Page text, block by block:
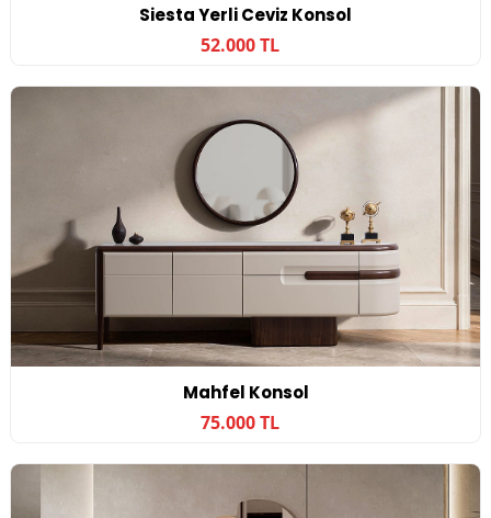
Siesta Yerli Ceviz Konsol
52.000 TL
Mahfel Konsol
75.000 TL